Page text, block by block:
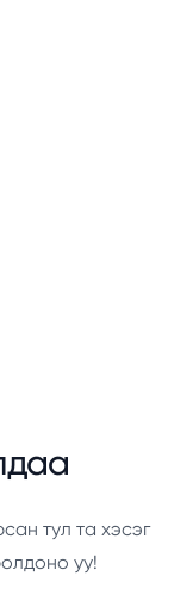
тул та хэсэг
уу!